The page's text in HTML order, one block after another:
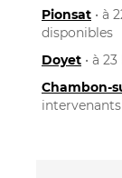
Pionsat • à
disponibles
Doyet • à
Chambon-